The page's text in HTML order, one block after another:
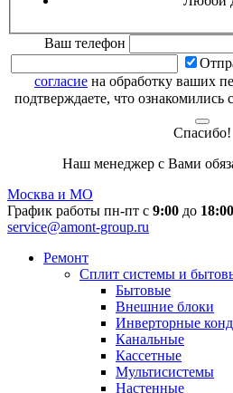
Ваш телефон
согласие на обработку ваших
подтверждаете, что ознакомились с
Спасибо!
Наш менеджер с Вами
Москва и МО
График работы пн-пт с 9:00 до 18:00
service@amont-group.ru
Ремонт
Сплит системы и
Бытовые
Внешние блоки
Инверторные
Канальные
Кассетные
Мультисистемы
Настенные